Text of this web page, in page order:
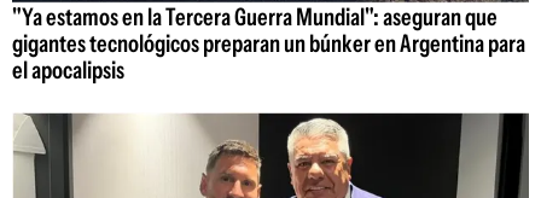
"Ya estamos en la Tercera Guerra Mundial": aseguran que
gigantes tecnológicos preparan un búnker en Argentina para
el apocalipsis